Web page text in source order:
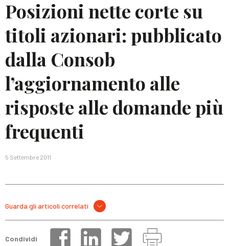
Posizioni nette corte su
titoli azionari: pubblicato
dalla Consob
l’aggiornamento alle
risposte alle domande più
frequenti
5 Settembre 2011
Guarda gli articoli correlati
Condividi